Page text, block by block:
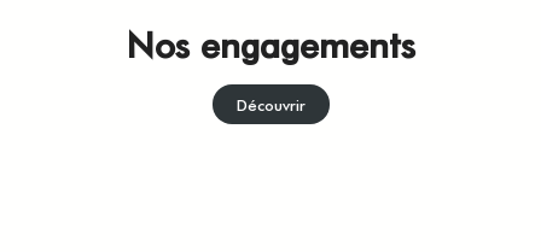
Nos engagements
Découvrir